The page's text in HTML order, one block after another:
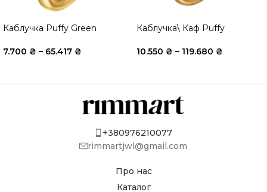
Каблучка Puffy Green
7.700 ₴ – 65.417 ₴
Каблучка\ Каф Puffy
10.550 ₴ – 119.680 ₴
+380976210077
rimmartjwl@gmail.com
Про нас
Каталог